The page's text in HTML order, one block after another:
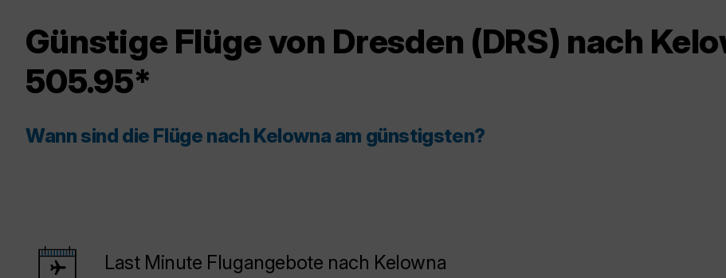
Günstige Flüge von Dresden (DRS) nach
505.95*
Wann sind die Flüge nach Kelowna am günstigsten?
Last Minute Flugangebote nach Kelowna